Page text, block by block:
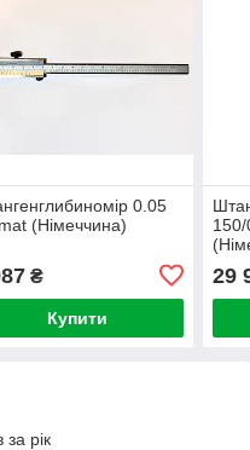
0.05
(Німеччина)
₴
Купити
29
за рік